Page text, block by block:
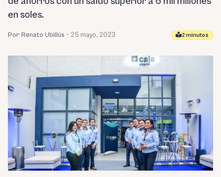
en soles.
Por Renato Ubillús • 25 mayo, 2023 2 minutos